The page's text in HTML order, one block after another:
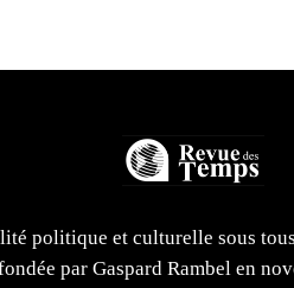
politique et culturelle sous
par Gaspard Rambel en